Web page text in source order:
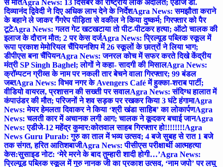
से मौतAgra News: 13 दिसंबर को राष्ट्रीय लोक अदालत; एडीजे डॉ.
दिव्यानंद द्विवेदी ने दिए अधिक लाभ देने के निर्देशAgra News: समझौता कराने
के बहाने ले जाकर गैंगरेप पीड़िता से वकील ने किया दुष्कर्म; गिरफ्तार को पैर
टूटेAgra News: गलत गेट खटखटाया तो पीट-पीटकर हत्या; ऑटो चालक की
इलाज के दौरान मौत; 2 पर केस दर्जAgra News: प्रिल्यूड पब्लिक स्कूल में
रूपा प्रकाश मेमोरियल चैंपियनशिप में 26 स्कूलों के छात्रों ने लिया भाग;
डीपीएस बना चैंपियनAgra News: जनरल कोच में सफर करते दिखे केंद्रीय
मंत्री SP Singh Baghel; लोगों ने कहा- सादगी की मिसालAgra News:
क्रॉम्पटन ग्रीव्स के नाम पर नकली तार बेचने वाला गिरफ्तार; 99 बंडल
जब्तAgra News: विभव नगर के Avengers Café में हुक्का-शराब पार्टी;
वीडियो वायरल, प्रशासन की सख्ती पर सवालAgra News: संदिग्ध हालात में
कंपाउंडर की मौत; परिजनों ने शव सड़क पर रखकर किया 3 घंटे हंगामाAgra
News: मेयर हेमलता दिवाकर ने किया ‘श्री खंडा साहिब’ का लोकार्पणAgra
News: चलती कार में अचानक लगी आग; चालक ने कूदकर बचाई जानAgra
News: एडीजे-12 महेंद्र कुमार:कोतवाल साहब गिरफ्तार हो!!!!!!!!Agra
News Guru Purab: गुरु का ताल में भव्य उत्सव; 4 बजे सुबह से रात 1 बजे
तक संगत, हरित आतिशबाजीAgra News: पीसीएस परीक्षार्थी आत्महत्या
केस:सुसाइड नोट: ‘मेरे मरने के बाद तुम्हारी शादी होगी…’Agra News:
प्रिल्यूड पब्लिक स्कूल में गुरु नानक जी का प्रकाश उत्सव, ‘नाम जपो’ पर लघु